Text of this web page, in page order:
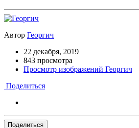
Автор Георгич
22 декабря, 2019
843 просмотра
Просмотр изображений Георгич
Поделиться
Поделиться